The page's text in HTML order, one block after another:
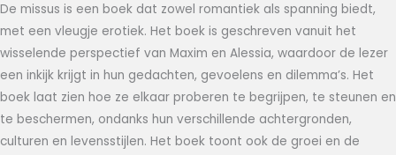
De missus is een boek dat zowel romantiek als spanning biedt,
met een vleugje erotiek. Het boek is geschreven vanuit het
wisselende perspectief van Maxim en Alessia, waardoor de lezer
een inkijk krijgt in hun gedachten, gevoelens en dilemma’s. Het
boek laat zien hoe ze elkaar proberen te begrijpen, te steunen en
te beschermen, ondanks hun verschillende achtergronden,
culturen en levensstijlen. Het boek toont ook de groei en de